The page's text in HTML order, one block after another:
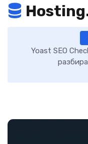
Как включить
загрузку